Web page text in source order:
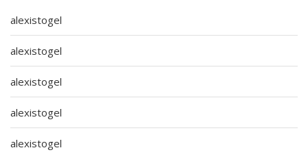
alexistogel
alexistogel
alexistogel
alexistogel
alexistogel